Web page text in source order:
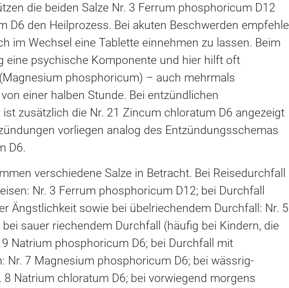
die beiden Salze Nr. 3 Ferrum phosphoricum D12
D6 den Heilprozess. Bei akuten Beschwerden empfehle
im Wechsel eine Tablette einnehmen zu lassen. Beim
eine psychische Komponente und hier hilft oft
(Magnesium phosphoricum) – auch mehrmals
einer halben Stunde. Bei entzündlichen
zusätzlich die Nr. 21 Zincum chloratum D6 angezeigt
vorliegen analog des Entzündungsschemas
D6.
verschiedene Salze in Betracht. Bei Reisedurchfall
Nr. 3 Ferrum phosphoricum D12; bei Durchfall
Ängstlichkeit sowie bei übelriechendem Durchfall: Nr. 5
sauer riechendem Durchfall (häufig bei Kindern, die
Natrium phosphoricum D6; bei Durchfall mit
Nr. 7 Magnesium phosphoricum D6; bei wässrig-
Natrium chloratum D6; bei vorwiegend morgens